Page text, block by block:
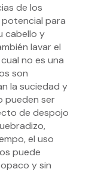
de los
para
cabello y
lavar el
no es una
son
la suciedad y
pueden ser
de despojo
el uso
puede
y sin